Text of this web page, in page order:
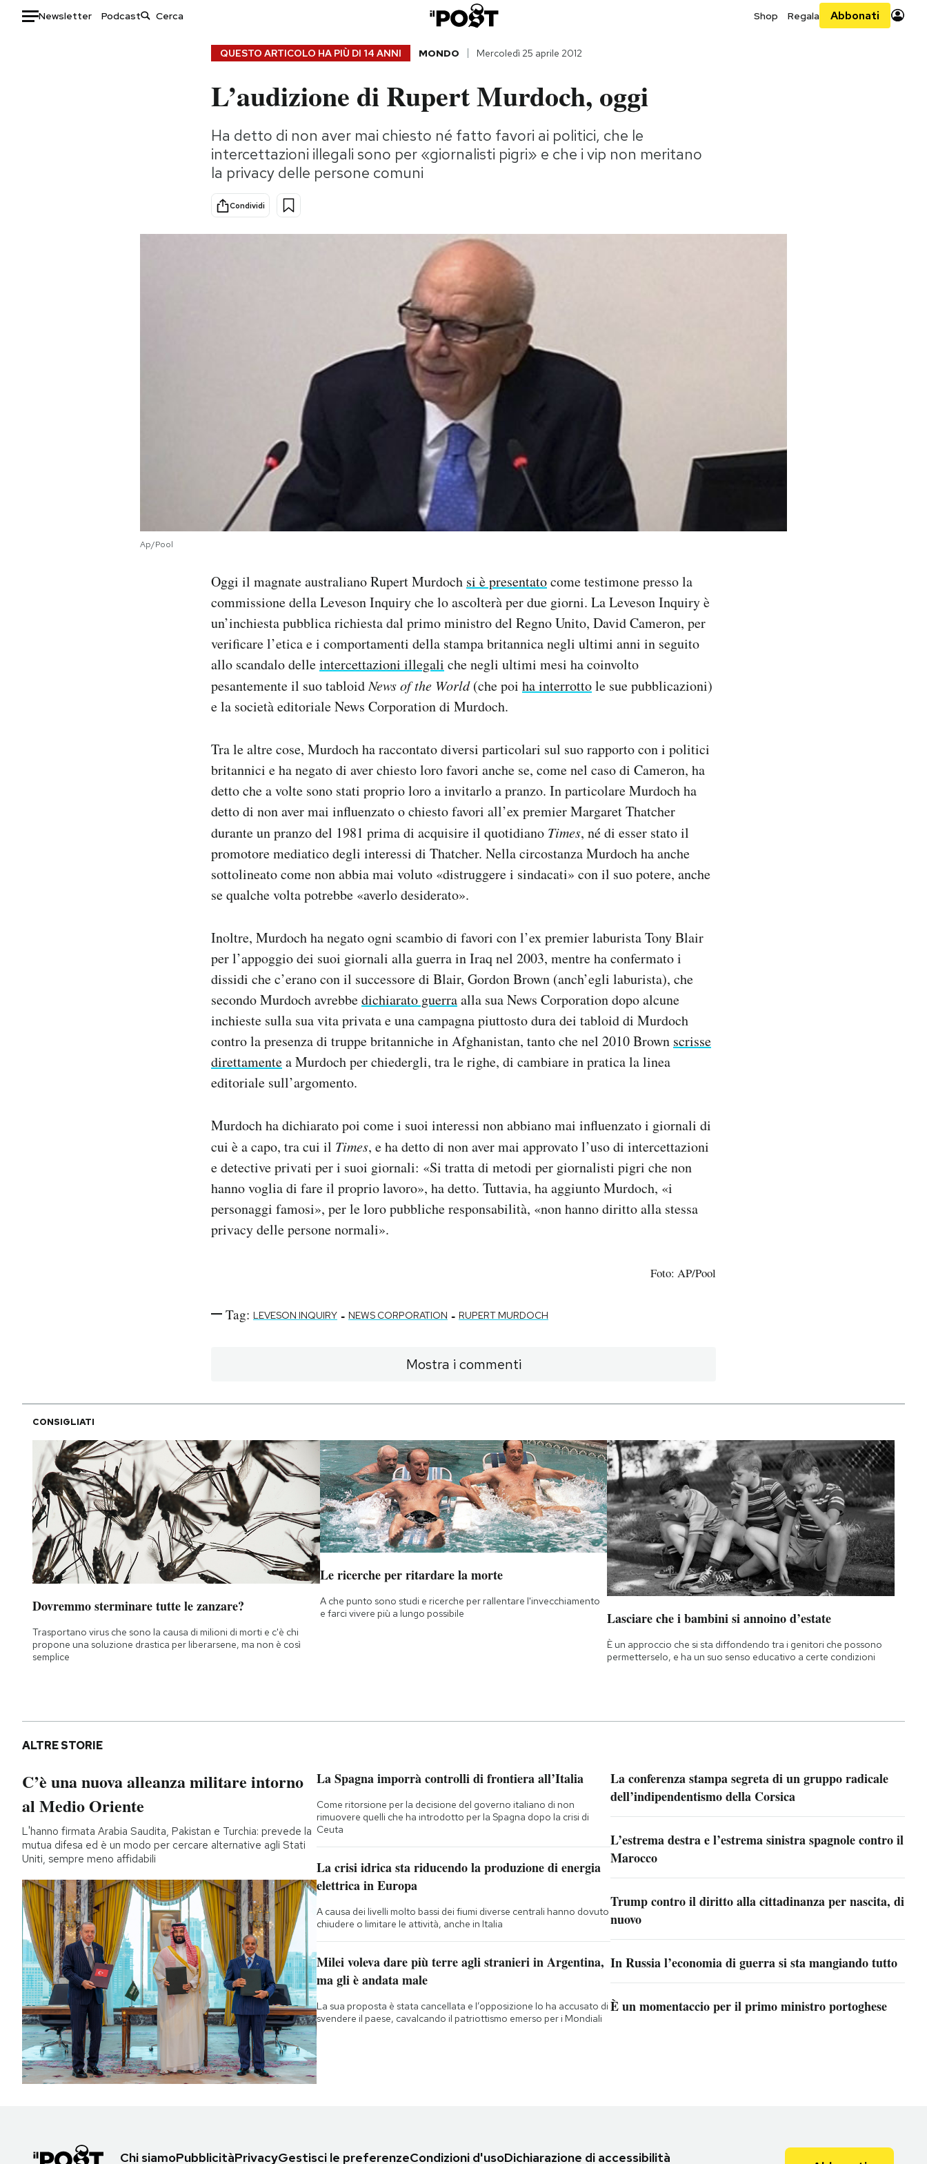
Newsletter Podcast Shop Regala Abbonati
Consumismi
Storie/Idee
Ok Boomer!
Europa
QUESTO ARTICOLO HA PIÙ DI 14 ANNI MONDO Mercoledì 25 aprile 2012
L’audizione di Rupert Murdoch, oggi
Ha detto di non aver mai chiesto né fatto favori ai politici, che le
intercettazioni illegali sono per «giornalisti pigri» e che i vip non meritano
la privacy delle persone comuni
Condividi
Ap/Pool
Oggi il magnate australiano Rupert Murdoch si è presentatocome testimone presso la
commissione della Leveson Inquiry che lo ascolterà per due giorni. La Leveson Inquiry è
un’inchiesta pubblica richiesta dal primo ministro del Regno Unito, David Cameron, per
verificare l’etica e i comportamenti della stampa britannica negli ultimi anni in seguito
allo scandalo delleintercettazioni illegali che negli ultimi mesi ha coinvolto
pesantemente il suo tabloidNews of the World(che poi ha interrottole sue pubblicazioni)
e la società editoriale News Corporation di Murdoch.
Tra le altre cose, Murdoch ha raccontato diversi particolari sul suo rapporto con i politici
britannici e ha negato di aver chiesto loro favori anche se, come nel caso di Cameron, ha
detto che a volte sono stati proprio loro a invitarlo a pranzo. In particolare Murdoch ha
detto di non aver mai influenzato o chiesto favori all’ex premier Margaret Thatcher
durante un pranzo del 1981 prima di acquisire il quotidiano Times, né di esser stato il
promotore mediatico degli interessi di Thatcher. Nella circostanza Murdoch ha anche
sottolineato come non abbia mai voluto «distruggere i sindacati» con il suo potere, anche
se qualche volta potrebbe «averlo desiderato».
Inoltre, Murdoch ha negato ogni scambio di favori con l’ex premier laburista Tony Blair
per l’appoggio dei suoi giornali alla guerra in Iraq nel 2003, mentre ha confermato i
dissidi che c’erano con il successore di Blair, Gordon Brown (anch’egli laburista), che
secondo Murdoch avrebbedichiarato guerraalla sua News Corporation dopo alcune
inchieste sulla sua vita privata e una campagna piuttosto dura dei tabloid di Murdoch
contro la presenza di truppe britanniche in Afghanistan, tanto che nel 2010 Brown scrisse
direttamentea Murdoch per chiedergli, tra le righe, di cambiare in pratica la linea
editoriale sull’argomento.
Murdoch ha dichiarato poi come i suoi interessi non abbiano mai influenzato i giornali di
cui è a capo, tra cui il Times, e ha detto di non aver mai approvato l’uso di intercettazioni
e detective privati per i suoi giornali: «Si tratta di metodi per giornalisti pigri che non
hanno voglia di fare il proprio lavoro», ha detto. Tuttavia, ha aggiunto Murdoch, «i
personaggi famosi», per le loro pubbliche responsabilità, «non hanno diritto alla stessa
privacy delle persone normali».
Foto: AP/Pool
Tag: LEVESON INQUIRY - NEWS CORPORATION - RUPERT MURDOCH
Mostra i commenti
CONSIGLIATI
Dovremmo sterminare tutte le zanzare?
Trasportano virus che sono la causa di milioni di morti e c'è chi
propone una soluzione drastica per liberarsene, ma non è così
semplice
Le ricerche per ritardare la morte
A che punto sono studi e ricerche per rallentare l'invecchiamento
e farci vivere più a lungo possibile
Lasciare che i bambini si annoino d’estate
È un approccio che si sta diffondendo tra i genitori che possono
permetterselo, e ha un suo senso educativo a certe condizioni
ALTRE STORIE
C’è una nuova alleanza militare intorno
al Medio Oriente
L'hanno firmata Arabia Saudita, Pakistan e Turchia: prevede la
mutua difesa ed è un modo per cercare alternative agli Stati
Uniti, sempre meno affidabili
La Spagna imporrà controlli di frontiera all’Italia
Come ritorsione per la decisione del governo italiano di non
rimuovere quelli che ha introdotto per la Spagna dopo la crisi di
Ceuta
La crisi idrica sta riducendo la produzione di energia
elettrica in Europa
A causa dei livelli molto bassi dei fiumi diverse centrali hanno dovuto
chiudere o limitare le attività, anche in Italia
Milei voleva dare più terre agli stranieri in Argentina,
ma gli è andata male
La sua proposta è stata cancellata e l’opposizione lo ha accusato di
svendere il paese, cavalcando il patriottismo emerso per i Mondiali
La conferenza stampa segreta di un gruppo radicale
dell’indipendentismo della Corsica
L’estrema destra e l’estrema sinistra spagnole contro il
Marocco
Trump contro il diritto alla cittadinanza per nascita, di
nuovo
In Russia l’economia di guerra si sta mangiando tutto
È un momentaccio per il primo ministro portoghese
Chi siamoPubblicitàPrivacyGestisci le preferenzeCondizioni d'usoDichiarazione di accessibilità